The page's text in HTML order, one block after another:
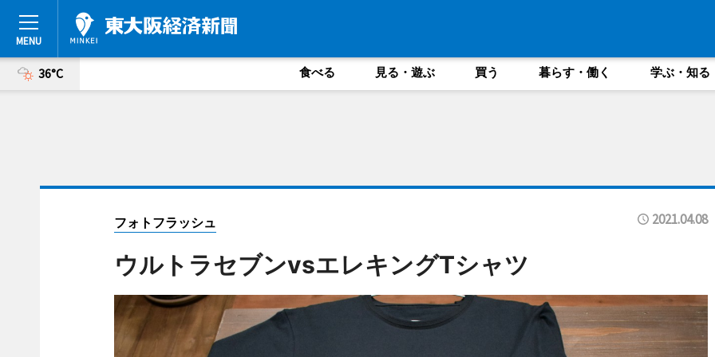
36°C 食べる 見る・遊ぶ 買う 暮らす・働く 学ぶ・知る
フォトフラッシュ 2021.04.08
ウルトラセブンvsエレキングTシャツ